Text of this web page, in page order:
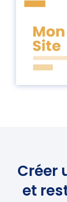
Créer
et